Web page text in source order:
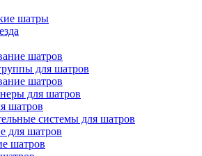
шатры
шатров
для шатров
шатров
для шатров
шатров
системы для шатров
для шатров
шатров